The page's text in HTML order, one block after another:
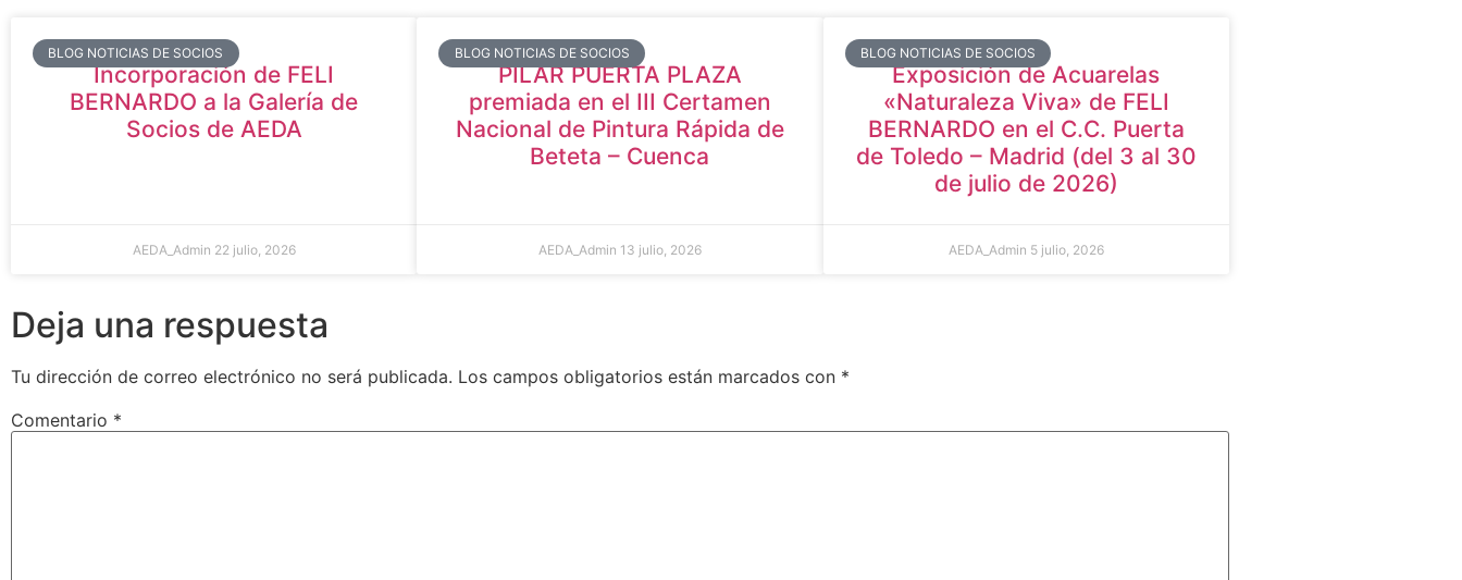
BLOG NOTICIAS DE SOCIOS
Incorporación de FELI
BERNARDO a la Galería de
Socios de AEDA
AEDA_Admin 22 julio, 2026
BLOG NOTICIAS DE SOCIOS
PILAR PUERTA PLAZA
premiada en el III Certamen
Nacional de Pintura Rápida de
Beteta – Cuenca
AEDA_Admin 13 julio, 2026
BLOG NOTICIAS DE SOCIOS
Exposición de Acuarelas
«Naturaleza Viva» de FELI
BERNARDO en el C.C. Puerta
de Toledo – Madrid (del 3 al 30
de julio de 2026)
AEDA_Admin 5 julio, 2026
Deja una respuesta
Tu dirección de correo electrónico no será publicada. Los campos obligatorios están marcados con *
Comentario *